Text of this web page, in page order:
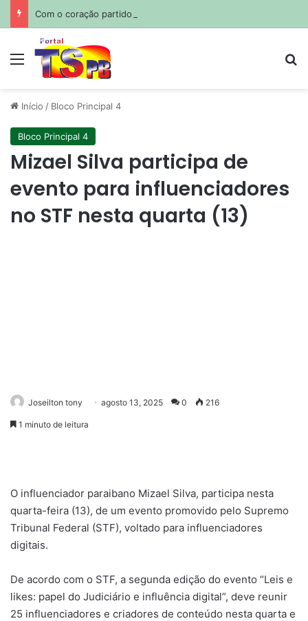
Menu
Início / Bloco Principal 4
Bloco Principal 4
Mizael Silva participa de
evento para influenciadores
no STF nesta quarta (13)
Joseilton tony agosto 13, 2025 0 216
1 minuto de leitura
O influenciador paraibano Mizael Silva, participa nesta
quarta-feira (13), de um evento promovido pelo Supremo
Tribunal Federal (STF), voltado para influenciadores
digitais.
De acordo com o STF, a segunda edição do evento “Leis e
likes: papel do Judiciário e influência digital”, deve reunir
25 influenciadores e criadores de conteúdo nesta quarta e